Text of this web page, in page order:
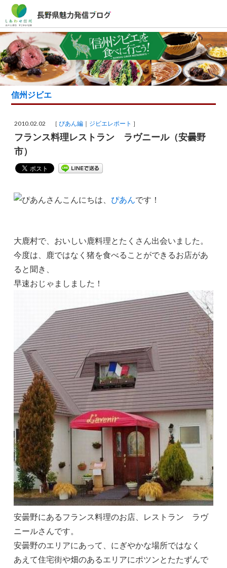
信州ジビエ
2010.02.02 ［ぴあん編 ジビエレポート ］
フランス料理レストラン ラヴニール（安曇野
市）
こんにちは、 ぴあん です！
大鹿村で、おいしい鹿料理とたくさん出会いました。
今度は、鹿ではなく猪を食べることができるお店があ
ると聞き、
早速おじゃましました！
安曇野にあるフランス料理のお店、レストラン ラヴ
ニールさんです。
安曇野のエリアにあって、にぎやかな場所ではなく
あえて住宅街や畑のあるエリアにポツンとたたずんで